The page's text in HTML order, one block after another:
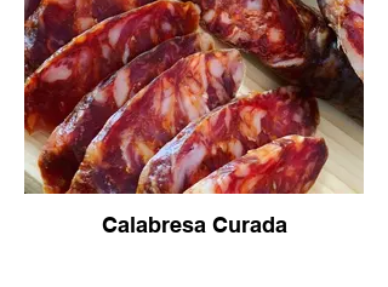
Calabresa Curada